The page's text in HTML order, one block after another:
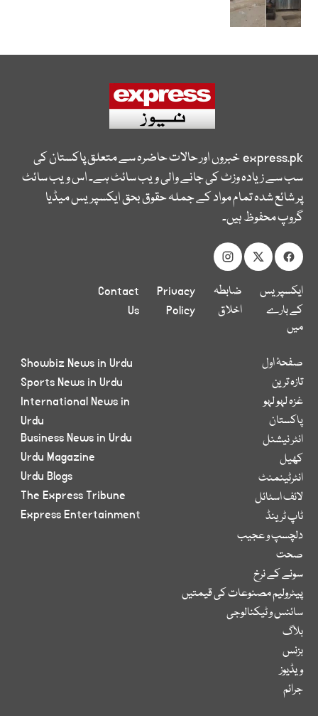
express.pkخبروں اور حالات حاضرہ سے متعلق پاکستان کی
سب سے زیادہ وزٹ کی جانے والی ویب سائٹ ہے۔ اس ویب سائٹ
پر شائع شدہ تمام مواد کے جملہ حقوق بحق ایکسپریس میڈیا
گروپ محفوظ ہیں۔
ایکسپریس
کے بارے
میں
ضابطہ
اخلاق
Privacy
Policy
Contact
Us
صفحۂ اول
تازہ ترین
غزہ لہو لہو
پاکستان
انٹر نیشنل
کھیل
انٹرٹینمنٹ
لائف اسٹائل
ٹاپ ٹرینڈ
دلچسپ و عجیب
صحت
سونے کے نرخ
پیٹرولیم مصنوعات کی قیمتیں
سائنس و ٹیکنالوجی
بلاگ
بزنس
ویڈیوز
جرائم
Showbiz News in Urdu
Sports News in Urdu
International News in
Urdu
Business News in Urdu
Urdu Magazine
Urdu Blogs
The Express Tribune
Express Entertainment